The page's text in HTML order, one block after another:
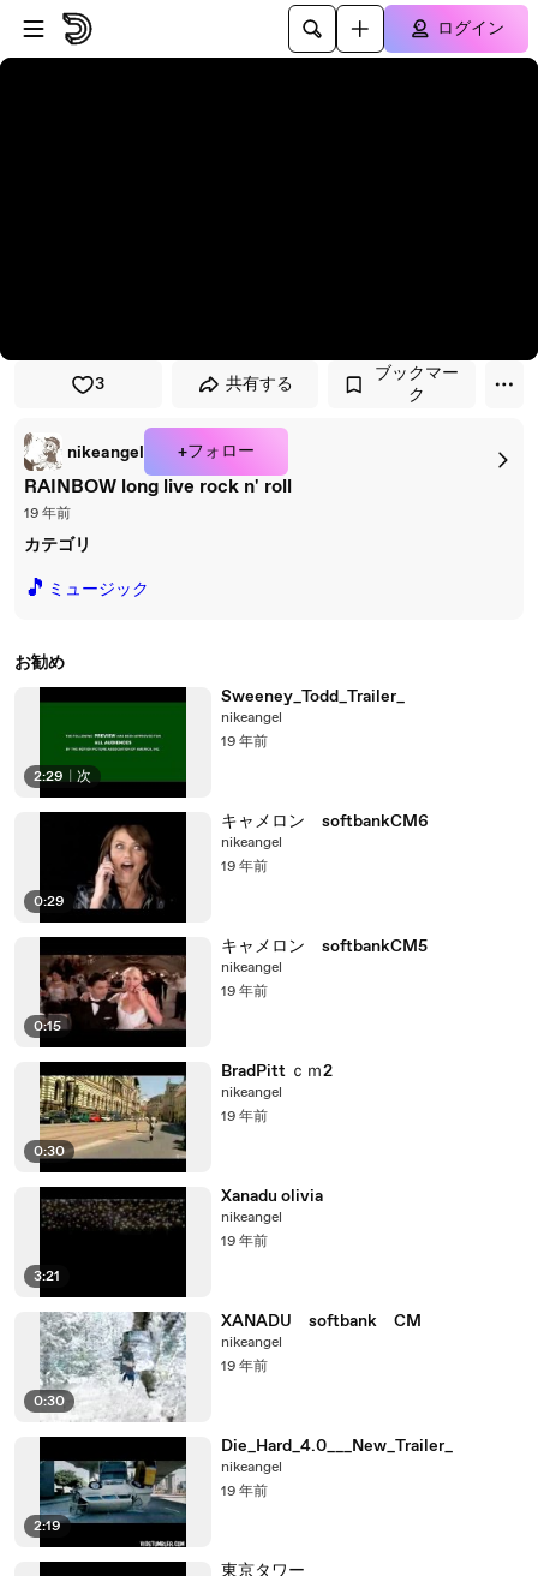
プレイヤーにスキップ
メインコンテンツにスキップ
ログイン
3 共有する
ブックマー
ク
nikeangel +フォロー
RAINBOW long live rock n' roll
19 年前
カテゴリ
🎵 ミュージック
お勧め
2:29 次
Sweeney_Todd_Trailer_
nikeangel
19 年前
0:29
キャメロン softbankCM6
nikeangel
19 年前
0:15
キャメロン softbankCM5
nikeangel
19 年前
0:30
BradPitt ｃｍ2
nikeangel
19 年前
3:21
Xanadu olivia
nikeangel
19 年前
0:30
XANADU softbank CM
nikeangel
19 年前
2:19
Die_Hard_4.0___New_Trailer_
nikeangel
19 年前
東京タワー